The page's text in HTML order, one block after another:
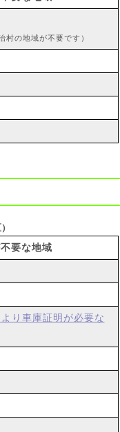
村の地域が不要です）
要な地域
り車庫証明が必要な